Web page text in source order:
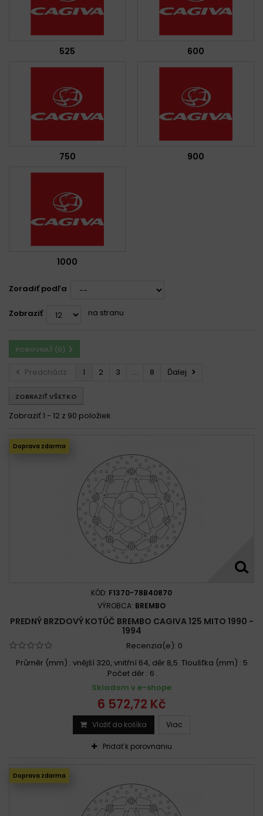
525 600
750 900
1000
Zoradiť podľa
Zobraziť na stranu
POROVNAŤ (0)
Predchádz. 1 2 3 ... 8 Ďalej
ZOBRAZIŤ VŠETKO
Zobraziť 1 - 12 z 90 položiek
Doprava zdarma
KÓD: F1370-78B40870
VÝROBCA: BREMBO
PREDNÝ BRZDOVÝ KOTÚČ BREMBO CAGIVA 125 MITO 1990 -
1994
Recenzia(e): 0
Průměr (mm) : vnější 320, vnitřní 64, děr 8,5 .Tloušťka (mm) : 5
.Počet děr : 6 .
Skladom v e-shope
6 572,72 Kč
Vložiť do košíka Viac
Pridať k porovnaniu
Doprava zdarma